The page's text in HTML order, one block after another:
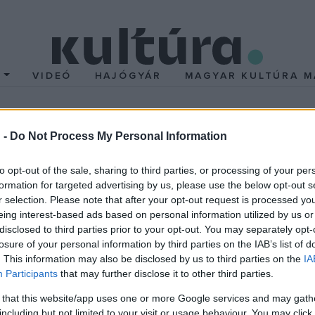
- Do Not Process My Personal Information
opt-out of the sale, sharing to third parties, or processing of your
for targeted advertising by us, please use the below opt-out
selection. Please note that after your opt-out request is processed
interest-based ads based on personal information utilized by us
to third parties prior to your opt-out. You may separately
of your personal information by third parties on the IAB’s list of
This information may also be disclosed by us to third parties on the
Participants that may further disclose it to other third parties.
that this website/app uses one or more Google services and may
VIDEÓ HAJÓGYÁR MAGYAR KULTÚRA
avatott boldoggá a
volt az első alkalom, hogy a római katolikus egyház
Saraiva Martinsbíboros áldotta meg az 1603 és 1639
vagy elevenen megégetett mártírokat. A boldoggá
- hétköznapi keresztény hívőkként haltak mártírhalált hitükért.
1981-ben Japánban tett látogatásán, amikor
katolikus közössége azóta készült az